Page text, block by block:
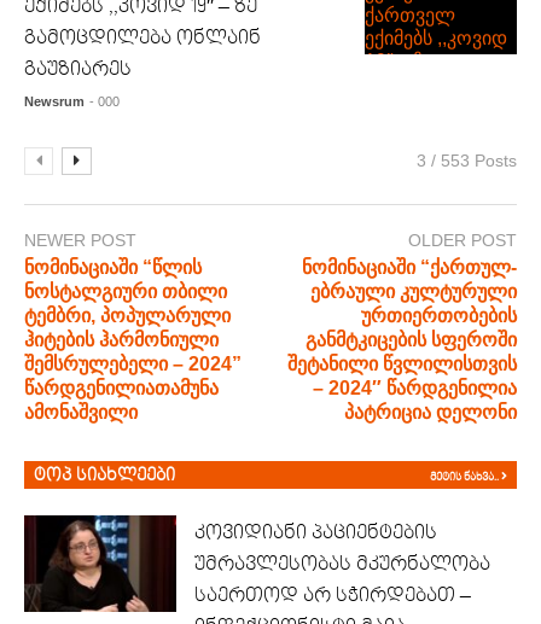
ექიმებს ,,კოვიდ 19″ – ზე
გამოცდილება ონლაინ
გაუზიარეს
Newsrum - 000
3 / 553 Posts
NEWER POST
ნომინაციაში “წლის
ნოსტალგიური თბილი
ტემბრი, პოპულარული
ჰიტების ჰარმონიული
შემსრულებელი – 2024”
წარდგენილიათამუნა
ამონაშვილი
OLDER POST
ნომინაციაში “ქართულ-
ებრაული კულტურული
ურთიერთობების
განმტკიცების სფეროში
შეტანილი წვლილისთვის
– 2024″ წარდგენილია
პატრიცია დელონი
ტოპ სიახლეები მეტის ნახვა..
კოვიდიანი პაციენტების
უმრავლესობას მკურნალობა
საერთოდ არ სჭირდებათ –